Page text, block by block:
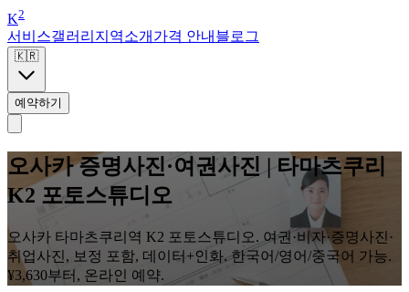
K2
서비스갤러리 지역소개 가격 안내 블로그
🇰🇷
예약하기
오사카 증명사진·여권사진 | 타마츠쿠리
K2 포토스튜디오
오사카 타마츠쿠리역 K2 포토스튜디오. 여권·비자·증명사진·
취업사진, 보정 포함, 데이터+인화. 한국어/영어/중국어 가능.
¥3,630부터, 온라인 예약.